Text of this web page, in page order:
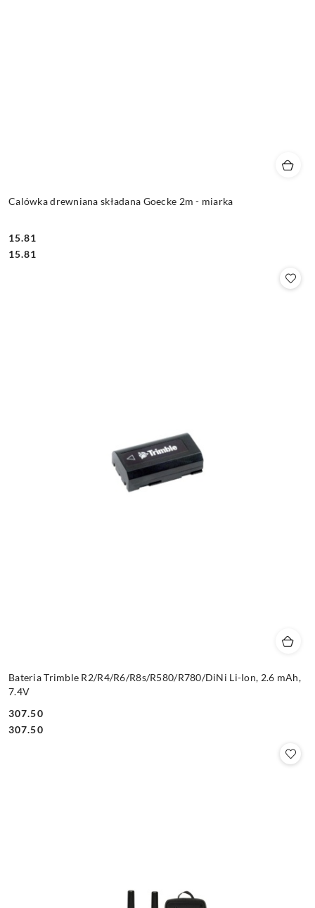
Calówka drewniana składana Goecke 2m - miarka
Cena:
15.81
Cena:
15.81
Bateria Trimble R2/R4/R6/R8s/R580/R780/DiNi Li-Ion, 2.6 mAh,
7.4V
Cena:
307.50
Cena:
307.50